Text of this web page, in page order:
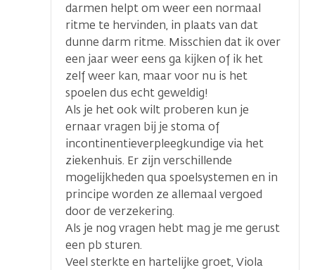
darmen helpt om weer een normaal
ritme te hervinden, in plaats van dat
dunne darm ritme. Misschien dat ik over
een jaar weer eens ga kijken of ik het
zelf weer kan, maar voor nu is het
spoelen dus echt geweldig!
Als je het ook wilt proberen kun je
ernaar vragen bij je stoma of
incontinentieverpleegkundige via het
ziekenhuis. Er zijn verschillende
mogelijkheden qua spoelsystemen en in
principe worden ze allemaal vergoed
door de verzekering.
Als je nog vragen hebt mag je me gerust
een pb sturen.
Veel sterkte en hartelijke groet, Viola